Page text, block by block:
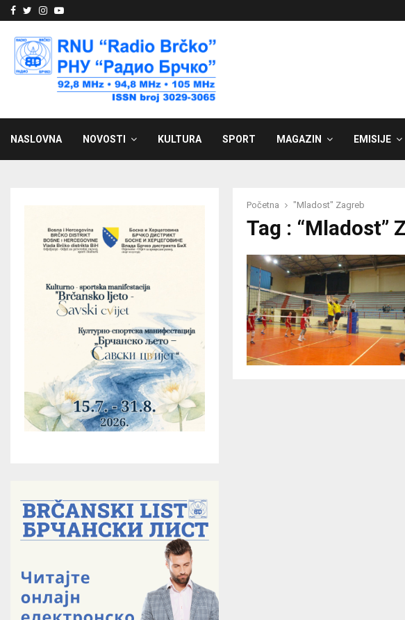
Facebook
Twitter
Instagram
Youtube
NASLOVNA NOVOSTI KULTURA SPORT MAGAZIN EMISIJE
Početna "Mladost" Zagreb
Tag : “Mladost”